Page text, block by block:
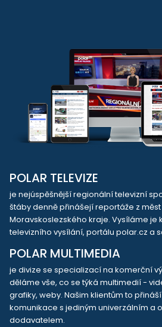
POLAR TELEVIZE
je nejúspěšnější regionální televizní
štáby denně přinášejí reportáže z
Moravskoslezského kraje. Vysíláme je
televizního vysílání, portálu polar.cz a
POLAR MULTIMEDIA
je divize se specializací na komerční
děláme vše, co se týká multimedií -
grafiky, weby. Našim klientům to
komunikace s jediným univerzálním a
dodavatelem.